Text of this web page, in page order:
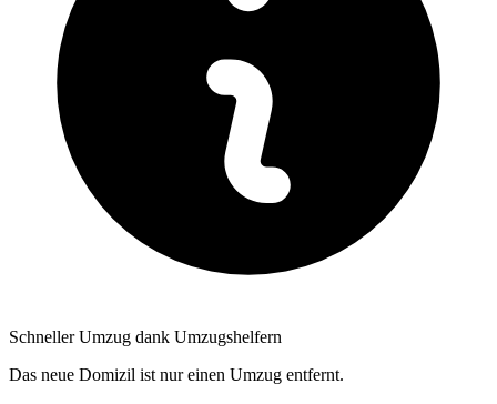
Schneller Umzug dank Umzugshelfern
Das neue Domizil ist nur einen Umzug entfernt.